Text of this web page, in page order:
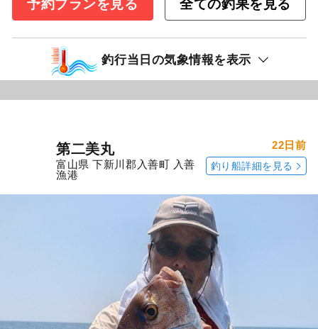
予約プランを見る
全ての釣果を見る
釣行当日の気象情報を表示
第二美丸
富山県 下新川郡入善町 入善
漁港
22日前
釣り船詳細を見る